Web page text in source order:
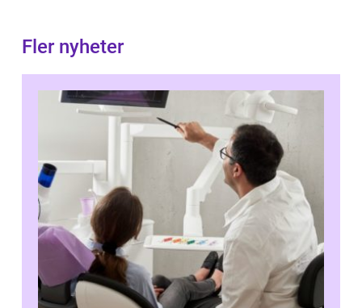
Fler nyheter